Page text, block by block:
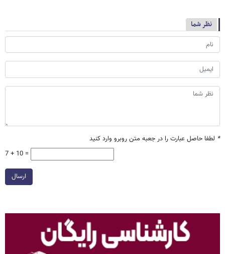
نظر شما
* لطفا حاصل عبارت را در جعبه متن روبرو وارد کنید
7 + 10 =
ارسال